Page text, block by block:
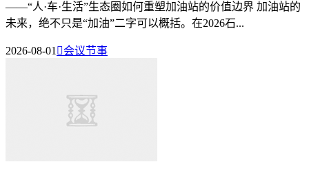
——“人·车·生活”生态圈如何重塑加油站的价值边界 加油站的
未来，绝不只是“加油”二字可以概括。在2026石...
2026-08-01 会议节事